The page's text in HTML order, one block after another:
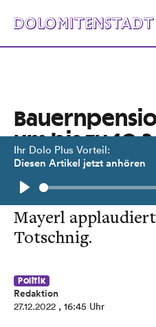
Ihr Dolo Plus Vorteil:
Diesen Artikel jetzt anhören
Play
um bis zu
Es gibt auch mehr
und eine
Mayerl
Totschnig.
Politik
Redaktion
27.12.2022 , 16:45 Uhr